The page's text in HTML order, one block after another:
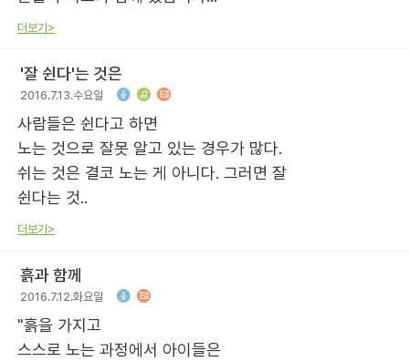
더보기>
'잘 쉰다'는 것은
2016.7.13.수요일
사람들은 쉰다고 하면
노는 것으로 잘못 알고 있는 경우가 많다.
쉬는 것은 결코 노는 게 아니다. 그러면 잘
쉰다는 것..
더보기>
흙과 함께
2016.7.12.화요일
"흙을 가지고
스스로 노는 과정에서 아이들은